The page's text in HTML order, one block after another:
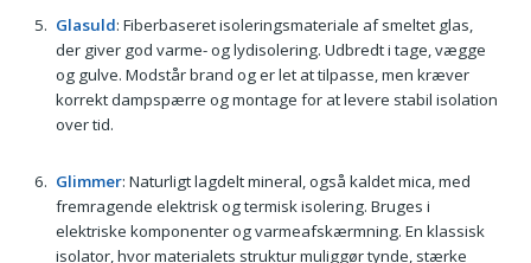
Glasuld: Fiberbaseret isoleringsmateriale af smeltet glas,
der giver god varme- og lydisolering. Udbredt i tage, vægge
og gulve. Modstår brand og er let at tilpasse, men kræver
korrekt dampspærre og montage for at levere stabil isolation
over tid.
Glimmer: Naturligt lagdelt mineral, også kaldet mica, med
fremragende elektrisk og termisk isolering. Bruges i
elektriske komponenter og varmeafskærmning. En klassisk
isolator, hvor materialets struktur muliggør tynde, stærke